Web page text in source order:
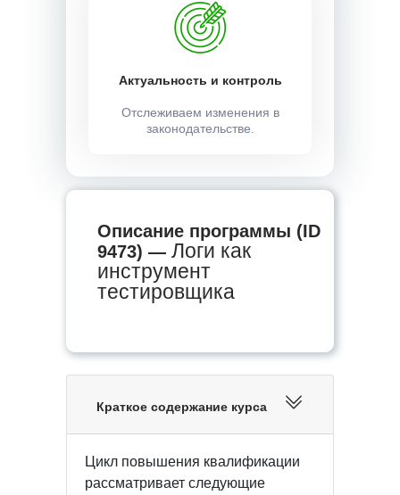
Актуальность и контроль
Отслеживаем изменения в
законодательстве.
Описание программы (ID
9473) — Логи как
инструмент
тестировщика
Краткое содержание курса
Цикл повышения квалификации
рассматривает следующие